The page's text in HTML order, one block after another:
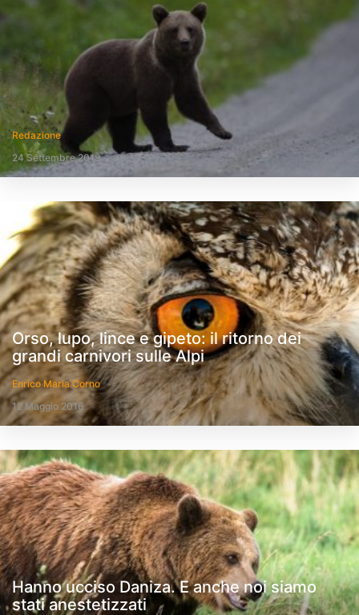
Redazione
24 Settembre 2019
Orso, lupo, lince e gipeto: il ritorno dei
grandi carnivori sulle Alpi
Enrico Maria Corno
12 Maggio 2016
Hanno ucciso Daniza. E anche noi siamo
stati anestetizzati